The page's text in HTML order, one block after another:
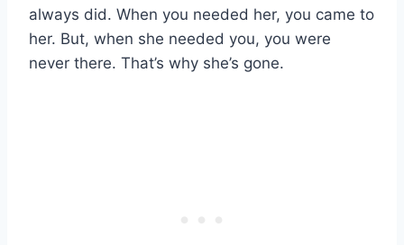
always did. When you needed her, you came to
her. But, when she needed you, you were
never there. That’s why she’s gone.